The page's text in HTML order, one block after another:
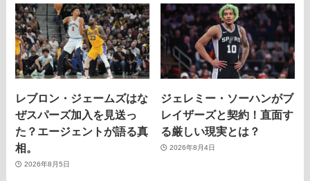
レブロン・ジェームズはな
ぜスパーズ加入を見送っ
た？エージェントが語る真
相。
2026年8月5日
ジェレミー・ソーハンがブ
レイザーズと契約！直面す
る厳しい現実とは？
2026年8月4日